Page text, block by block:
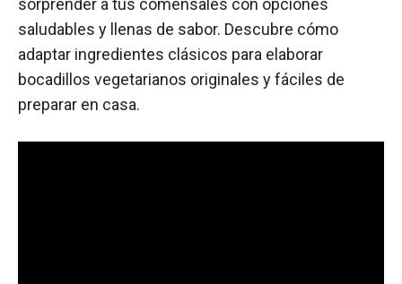
sorprender a tus comensales con opciones
saludables y llenas de sabor. Descubre cómo
adaptar ingredientes clásicos para elaborar
bocadillos vegetarianos originales y fáciles de
preparar en casa.